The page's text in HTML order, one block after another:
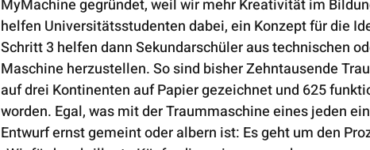
MyMachine gegründet, weil wir mehr Kreativität im
helfen Universitätsstudenten dabei, ein Konzept für die
Schritt 3 helfen dann Sekundarschüler aus technischen
Maschine herzustellen. So sind bisher Zehntausende
auf drei Kontinenten auf Papier gezeichnet und 625
worden. Egal, was mit der Traummaschine eines jeden
Entwurf ernst gemeint oder albern ist: Es geht um den